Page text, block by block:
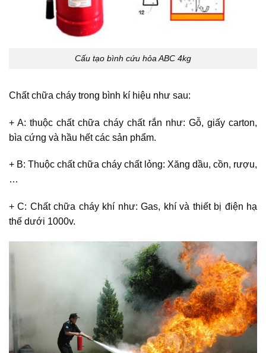
Cấu tạo bình cứu hỏa ABC 4kg
Chất chữa cháy trong bình kí hiệu như sau:
+ A: thuộc chất chữa cháy chất rắn như: Gỗ, giấy carton,
bìa cứng và hầu hết các sản phẩm.
+ B: Thuộc chất chữa cháy chất lỏng: Xăng dầu, cồn, rượu,
…
+ C: Chất chữa cháy khí như: Gas, khí và thiết bị điện hạ
thế dưới 1000v.